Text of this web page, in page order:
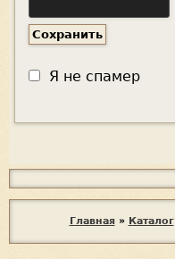
Я не спамер
с
п
м
ы
Главная » Каталог